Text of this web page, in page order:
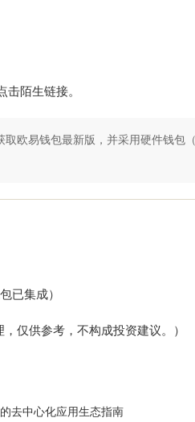
击陌生链接。
取欧易钱包最新版，并采用硬件钱包
已集成）
仅供参考，不构成投资建议。）
去中心化应用生态指南